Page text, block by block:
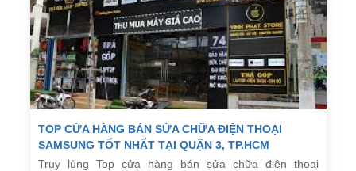
TOP CỬA HÀNG BÁN SỬA CHỮA ĐIỆN THOẠI
SAMSUNG TỐT NHẤT TẠI QUẬN 3, TP.HCM
Truy lùng Top cửa hàng bán sửa chữa điện thoại